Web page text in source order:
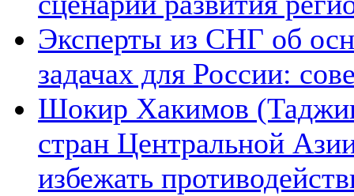
Эксперты из СНГ об
задачах для России:
Шокир Хакимов
стран Центральной
избежать